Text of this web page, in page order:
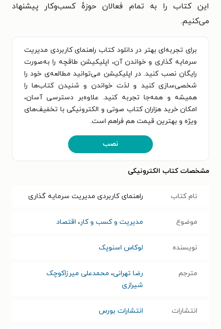
این کتاب را به تمام فعالان حوزهٔ کسب‌وکار پیشنهاد
می‌کنیم.
برای تجربه‌ای بهتر در دانلود کتاب راهنمای کاربردی مدیریت
سرمایه گذاری و خواندن آن، اپلیکیشن طاقچه را به‌صورت
رایگان نصب کنید. در اپلیکیشن می‌توانید مطالعه‌ی خود را
شخصی‌سازی کنید و لذت خواندن و شنیدن کتاب‌ها را
همیشه و همه‌جا تجربه کنید. علاوه‌بر دسترسی آسان،
امکان خرید هزاران کتاب صوتی و الکترونیکی با تخفیف‌های
ویژه و بهترین قیمت هم فراهم است.
نصب
مشخصات کتاب الکترونیکی
نام کتاب راهنمای کاربردی مدیریت سرمایه گذاری
موضوع مدیریت و کسب و کار، اقتصاد
نویسنده لوکاس اسنوپک
مترجم رضا تهرانی، محمدعلی میرزاکوچک
شیرازی
انتشارات انتشارات بورس